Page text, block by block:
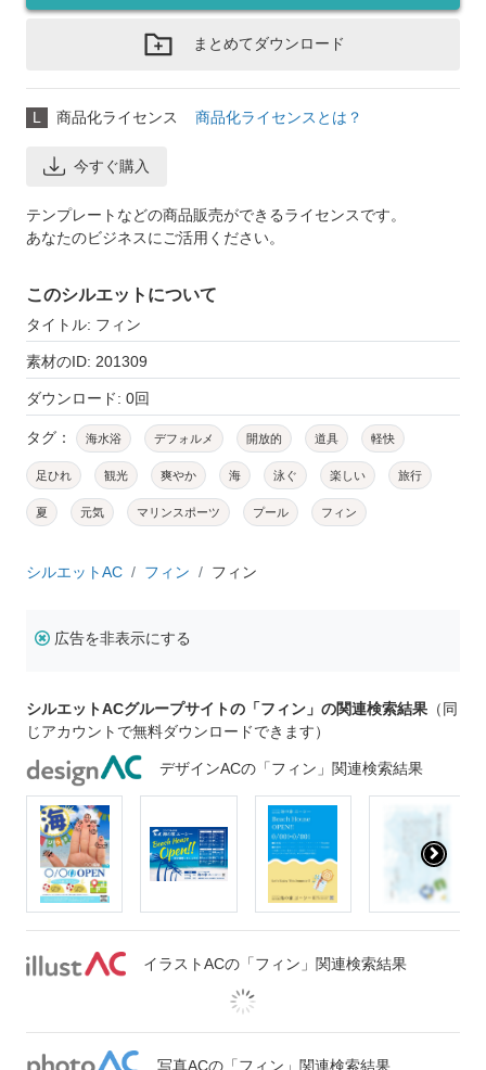
まとめてダウンロード
L 商品化ライセンス 商品化ライセンスとは？
今すぐ購入
テンプレートなどの商品販売ができるライセンスです。
あなたのビジネスにご活用ください。
このシルエットについて
タイトル: フィン
素材のID: 201309
ダウンロード: 0回
タグ： 海水浴 デフォルメ 開放的 道具 軽快
足ひれ 観光 爽やか 海 泳ぐ 楽しい 旅行
夏 元気 マリンスポーツ プール フィン
シルエットAC フィン フィン
広告を非表示にする
シルエットACグループサイトの「フィン」の関連検索結果 （同
じアカウントで無料ダウンロードできます）
デザインACの「フィン」関連検索結果
イラストACの「フィン」関連検索結果
写真ACの「フィン」関連検索結果